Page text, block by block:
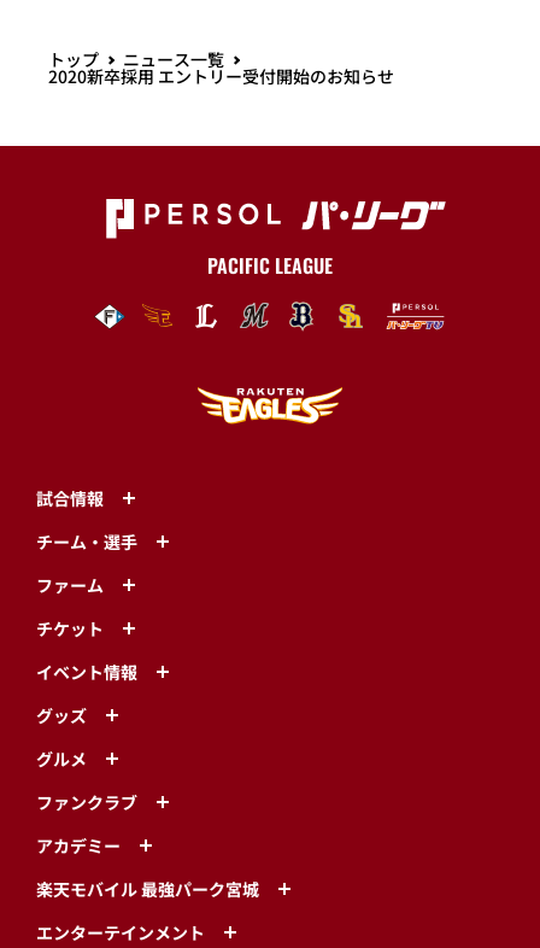
トップ ニュース一覧
2020新卒採用 エントリー受付開始のお知らせ
PACIFIC LEAGUE
試合情報
チーム・選手
ファーム
チケット
イベント情報
グッズ
グルメ
ファンクラブ
アカデミー
楽天モバイル 最強パーク宮城
エンターテインメント